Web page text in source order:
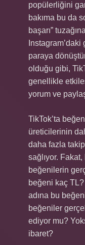
popülerliğini
bakıma bu da
başarı”
paraya
olduğu gibi,
genellikle
yorum ve
TikTok’ta
üreticilerinin
daha fazla
sağlıyor.
beğenilerin
beğeni kaç
adına bu
beğeniler
ediyor mu?
ibaret?